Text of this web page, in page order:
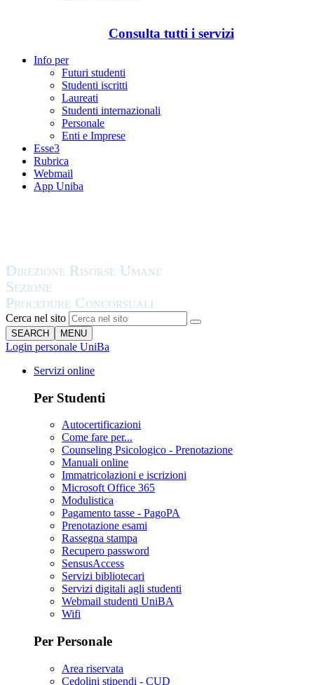
Consulta tutti i servizi
Info per
Futuri studenti
Studenti iscritti
Laureati
Studenti internazionali
Personale
Enti e Imprese
Esse3
Rubrica
Webmail
App Uniba
Cerca nel sito
SEARCH MENU
Login personale UniBa
Servizi online
Per Studenti
Autocertificazioni
Come fare per...
Counseling Psicologico - Prenotazione
Manuali online
Immatricolazioni e iscrizioni
Microsoft Office 365
Modulistica
Pagamento tasse - PagoPA
Prenotazione esami
Rassegna stampa
Recupero password
SensusAccess
Servizi bibliotecari
Servizi digitali agli studenti
Webmail studenti UniBA
Wifi
Per Personale
Area riservata
Cedolini stipendi - CUD